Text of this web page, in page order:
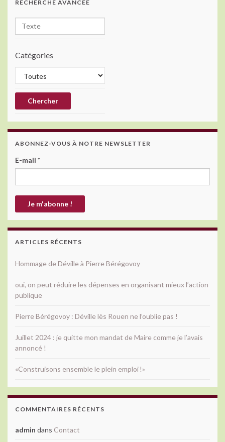
RECHERCHE AVANCÉE
Catégories
ABONNEZ-VOUS À NOTRE NEWSLETTER
E-mail *
ARTICLES RÉCENTS
Hommage de Déville à Pierre Bérégovoy
oui, on peut réduire les dépenses en organisant mieux l’action
publique
Pierre Bérégovoy : Déville lès Rouen ne l’oublie pas !
Juillet 2024 : je quitte mon mandat de Maire comme je l’avais
annoncé !
«Construisons ensemble le plein emploi !»
COMMENTAIRES RÉCENTS
admin dans Contact